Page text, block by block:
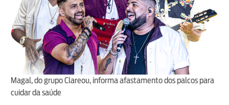
Magal, do grupo Clareou, informa afastamento dos palcos para
cuidar da saúde